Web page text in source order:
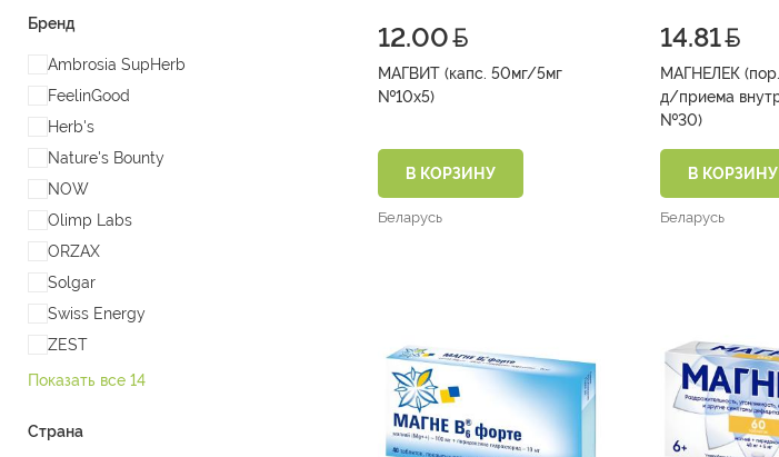
Бренд
Ambrosia SupHerb
FeelinGood
Herb's
Nature's Bounty
NOW
Olimp Labs
ORZAX
Solgar
Swiss Energy
ZEST
Показать все 14
Страна
12.00
МАГВИТ (капс. 50мг/5мг
№10х5)
В КОРЗИНУ
Беларусь
14.81
МАГНЕЛЕК
д/приема внутрь пак.
№30)
В КОРЗИНУ
Беларусь